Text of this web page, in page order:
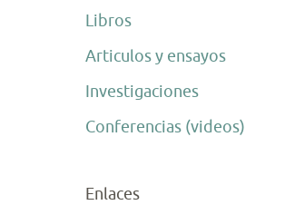
Libros
Articulos y ensayos
Investigaciones
Conferencias (videos)
Enlaces